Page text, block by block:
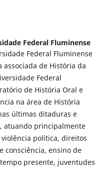
Federal Fluminense
Federal Fluminense
associada de História da
Federal
de História Oral e
na área de História
últimas ditaduras e
atuando principalmente
política, direitos
consciência, ensino de
presente, juventudes